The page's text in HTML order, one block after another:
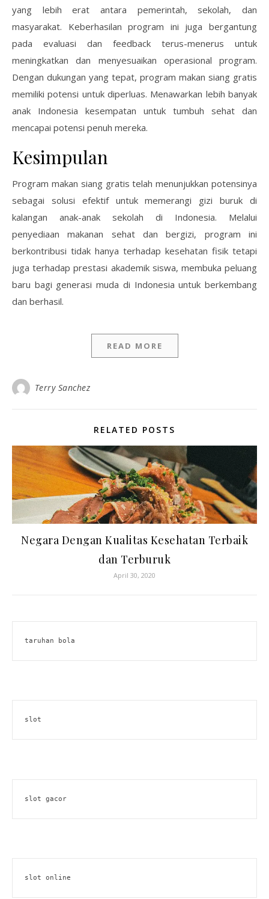
yang lebih erat antara pemerintah, sekolah, dan
masyarakat. Keberhasilan program ini juga bergantung
pada evaluasi dan feedback terus-menerus untuk
meningkatkan dan menyesuaikan operasional program.
Dengan dukungan yang tepat, program makan siang gratis
memiliki potensi untuk diperluas. Menawarkan lebih banyak
anak Indonesia kesempatan untuk tumbuh sehat dan
mencapai potensi penuh mereka.
Kesimpulan
Program makan siang gratis telah menunjukkan potensinya
sebagai solusi efektif untuk memerangi gizi buruk di
kalangan anak-anak sekolah di Indonesia. Melalui
penyediaan makanan sehat dan bergizi, program ini
berkontribusi tidak hanya terhadap kesehatan fisik tetapi
juga terhadap prestasi akademik siswa, membuka peluang
baru bagi generasi muda di Indonesia untuk berkembang
dan berhasil.
READ MORE
Terry Sanchez
RELATED POSTS
Negara Dengan Kualitas Kesehatan Terbaik
dan Terburuk
April 30, 2020
taruhan bola
slot
slot gacor
slot online